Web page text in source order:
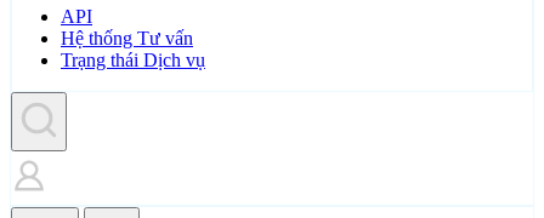
API
Hệ thống Tư vấn
Trạng thái Dịch vụ